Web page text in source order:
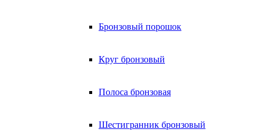
Бронзовый порошок
Круг бронзовый
Полоса бронзовая
Шестигранник бронзовый